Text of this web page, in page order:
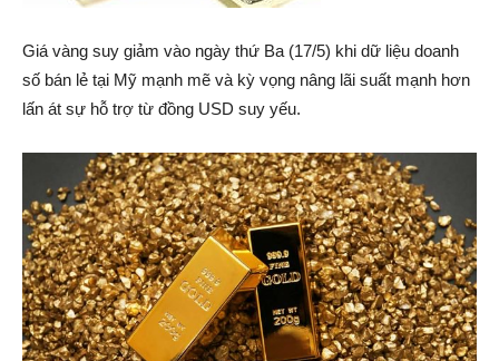
Giá vàng suy giảm vào ngày thứ Ba (17/5) khi dữ liệu doanh
số bán lẻ tại Mỹ mạnh mẽ và kỳ vọng nâng lãi suất mạnh hơn
lấn át sự hỗ trợ từ đồng USD suy yếu.